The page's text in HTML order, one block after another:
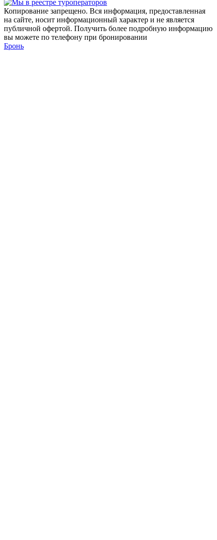
Копирование запрещено. Вся информация, предоставленная
на сайте, носит информационный характер и не является
публичной офертой. Получить более подробную информацию
вы можете по телефону при бронировании
Бронь